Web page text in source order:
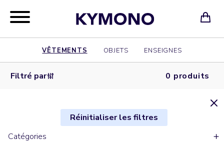
VÊTEMENTS OBJETS ENSEIGNES
Filtré par 0 produits
Réinitialiser les filtres
Catégories